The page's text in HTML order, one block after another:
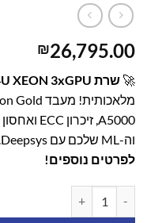
₪26,795.00
🚀 שרת AI 4U XEON 3xGPU
וה-ML שלכם עם Deepsys.
לפרטים נוספים!